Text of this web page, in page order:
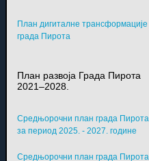
План дигиталне трансформације
града Пирота
План развоја Града Пирота
2021–2028.
Средњорочни план града Пирота
за период 2025. - 2027. године
Средњорочни план града Пирота